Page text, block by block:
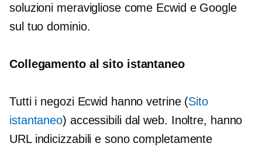
soluzioni meravigliose come Ecwid e Google
sul tuo dominio.
Collegamento al sito istantaneo
Tutti i negozi Ecwid hanno vetrine (Sito
istantaneo) accessibili dal web. Inoltre, hanno
URL indicizzabili e sono completamente